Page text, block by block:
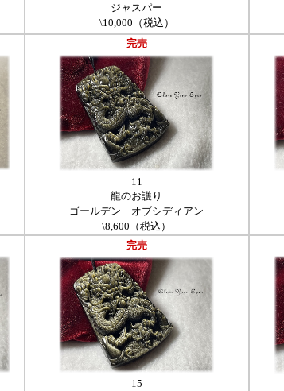
ジャスパー
\10,000（税込）
完売
11
龍のお護り
ゴールデン オブシディアン
\8,600（税込）
完売
15